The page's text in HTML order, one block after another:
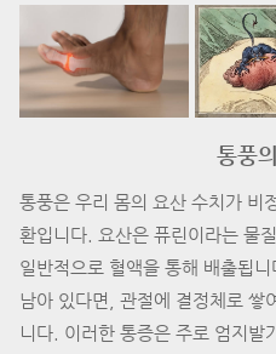
통풍
통풍은 우리 몸의 요산 수치가 비
환입니다. 요산은 퓨린이라는 물
일반적으로 혈액을 통해 배출됩
남아 있다면, 관절에 결정체로 쌓
니다. 이러한 통증은 주로 엄지발